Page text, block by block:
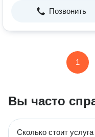
Позвонить
1
Вы часто
Сколько стоит